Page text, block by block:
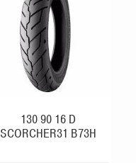
130 90 16 D
SCORCHER31 B73H